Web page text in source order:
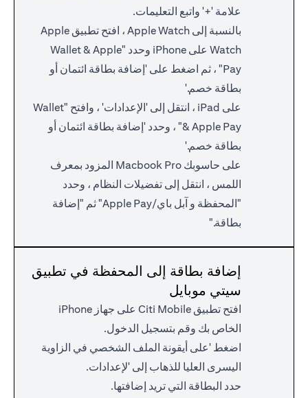
علامة '+' واتبع التعليمات.
بالنسبة إلى Apple Watch ، افتح تطبيق Apple
Watch على iPhone وحدد "Wallet & Apple
Pay" ، ثم اضغط على 'إضافة بطاقة ائتمان أو
بطاقة خصم.'
على iPad ، انتقل إلى 'الإعدادات' ، وافتح "Wallet
& Apple Pay" ، وحدد 'إضافة بطاقة ائتمان أو
بطاقة خصم.'
على حاسوبك Macbook Pro المزود بمعرف
اللمس ، انتقل إلى تفضيلات النظام ، وحدد
"المحفظة و آبل باي/Apple Pay" ثم "إضافة
بطاقة."
إضافة بطاقة إلى المحفظة في تطبيق
سيتي موبايل
افتح تطبيق Citi Mobile على جهاز iPhone
الخاص بك وقم بتسجيل الدخول.
اضغط 'على أيقونة الملف الشخصي في الزاوية
اليسرى العليا للذهاب إلى 'لإعدادات.
حدد البطاقة التي تريد إضافتها.